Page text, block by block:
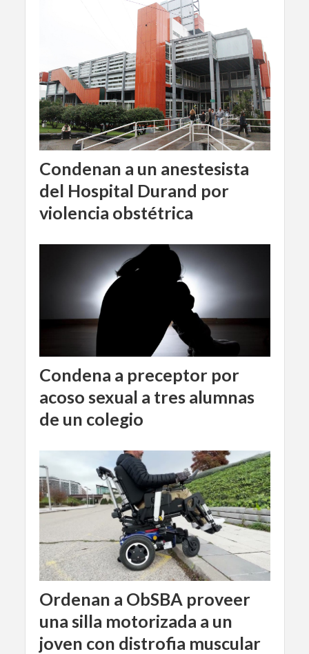
Condenan a un anestesista
del Hospital Durand por
violencia obstétrica
Condena a preceptor por
acoso sexual a tres alumnas
de un colegio
Ordenan a ObSBA proveer
una silla motorizada a un
joven con distrofia muscular